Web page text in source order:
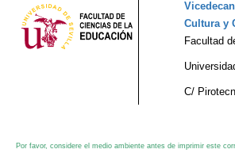
Cultura y
Facultad
C/
Por favor, considere el medio ambiente antes de imprimir este